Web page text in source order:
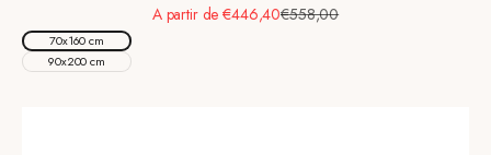
Prix de vente
A partir de €446,40Prix normal
€558,00
70x160 cm
90x200 cm